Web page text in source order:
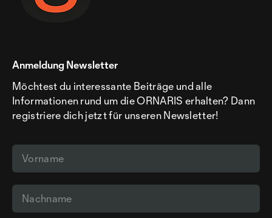
Anmeldung Newsletter
Möchtest du interessante Beiträge und alle
Informationen rund um die ORNARIS erhalten? Dann
registriere dich jetzt für unseren Newsletter!